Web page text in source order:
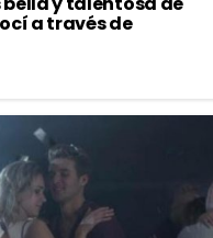
a través de